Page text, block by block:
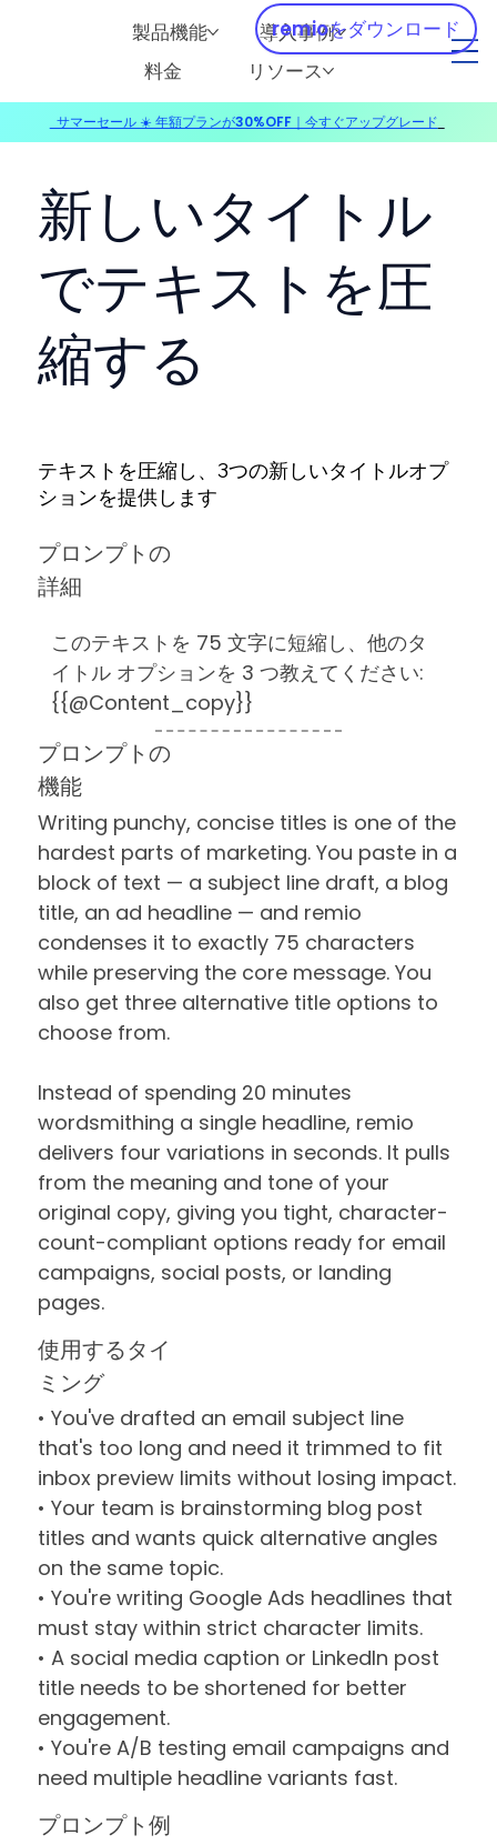
製品機能
導入事例
料金
リソース
remioをダウンロード
新しいタイトル
でテキストを圧
縮する
テキストを圧縮し、3つの新しいタイトルオプ
ションを提供します
プロンプトの
詳細
このテキストを 75 文字に短縮し、他のタ
イトル オプションを 3 つ教えてください:
{{@Content_copy}}
プロンプトの
機能
Writing punchy, concise titles is one of the
hardest parts of marketing. You paste in a
block of text — a subject line draft, a blog
title, an ad headline — and remio
condenses it to exactly 75 characters
while preserving the core message. You
also get three alternative title options to
choose from.
Instead of spending 20 minutes
wordsmithing a single headline, remio
delivers four variations in seconds. It pulls
from the meaning and tone of your
original copy, giving you tight, character-
count-compliant options ready for email
campaigns, social posts, or landing
pages.
使用するタイ
ミング
• You've drafted an email subject line
that's too long and need it trimmed to fit
inbox preview limits without losing impact.
• Your team is brainstorming blog post
titles and wants quick alternative angles
on the same topic.
• You're writing Google Ads headlines that
must stay within strict character limits.
• A social media caption or LinkedIn post
title needs to be shortened for better
engagement.
• You're A/B testing email campaigns and
need multiple headline variants fast.
プロンプト例
サマーセール ☀️ 年額プランが30%OFF｜今すぐアップグレード